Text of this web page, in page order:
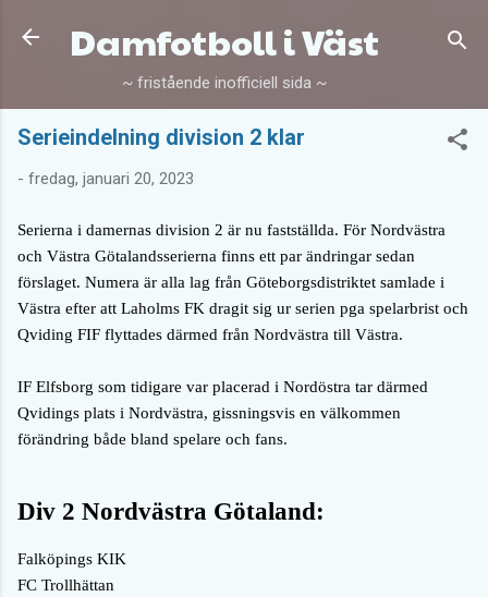
Fortsätt till huvudinnehåll
Damfotboll i Väst
~ fristående inofficiell sida ~
Serieindelning division 2 klar
- fredag, januari 20, 2023
Serierna i damernas division 2 är nu fastställda. För Nordvästra
och Västra Götalandsserierna finns ett par ändringar sedan
förslaget. Numera är alla lag från Göteborgsdistriktet samlade i
Västra efter att Laholms FK dragit sig ur serien pga spelarbrist och
Qviding FIF flyttades därmed från Nordvästra till Västra.
IF Elfsborg som tidigare var placerad i Nordöstra tar därmed
Qvidings plats i Nordvästra, gissningsvis en välkommen
förändring både bland spelare och fans.
Div 2 Nordvästra Götaland:
Falköpings KIK
FC Trollhättan